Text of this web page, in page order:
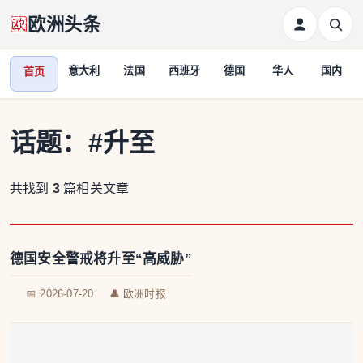
欧洲头条
首页 意大利 法国 西班牙 德国 华人 国内
话题： #升至
共找到 3 篇相关文章
德国安全警戒将升至“高威胁”
📅 2026-07-20 👤 欧洲时报